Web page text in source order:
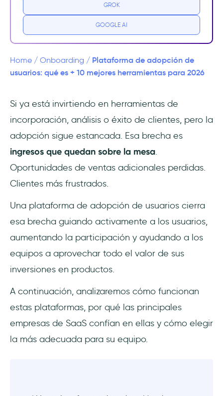
estas plataformas
una prioridad
Qué comparan los equipos en la fase de
decisión
Los factores decisivos (no negociables)
Es bueno tener (depende del contexto)
Las 10 mejores plataformas de adopción de
1) UserGuiding: el mejor dispositivo todo en
uno para equipos de SaaS en crecimiento
2) Userpilot: ideal para equipos de productos
basados en la analítica
3) Appcues: lo mejor para la adopción web y
móvil
4) Pendo: lo mejor para el análisis de
GROK
GOOGLE AI
Home / Onboarding / Plataforma de adopción de
usuarios: qué es + 10 mejores herramientas para 2026
Si ya está invirtiendo en herramientas de
incorporación, análisis o éxito de clientes, pero la
adopción sigue estancada. Esa brecha es
ingresos que quedan sobre la mesa.
Oportunidades de ventas adicionales perdidas.
Clientes más frustrados.
Una plataforma de adopción de usuarios cierra
esa brecha guiando activamente a los usuarios,
aumentando la participación y ayudando a los
equipos a aprovechar todo el valor de sus
inversiones en productos.
A continuación, analizaremos cómo funcionan
estas plataformas, por qué las principales
empresas de SaaS confían en ellas y cómo elegir
la más adecuada para su equipo.